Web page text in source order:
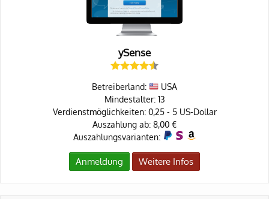
ySense
Betreiberland:
USA
Mindestalter: 13
Verdienstmöglichkeiten: 0,25 - 5 US-Dollar
Auszahlung ab: 8,00 €
Auszahlungsvarianten:
Anmeldung Weitere Infos